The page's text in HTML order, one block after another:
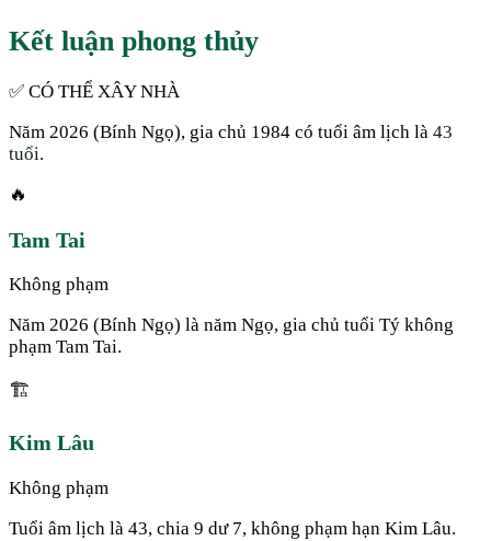
Kết luận phong thủy
✅ CÓ THỂ XÂY NHÀ
Năm 2026 (Bính Ngọ), gia chủ 1984 có tuổi âm lịch là 43
tuổi.
🔥
Tam Tai
Không phạm
Năm 2026 (Bính Ngọ) là năm Ngọ, gia chủ tuổi Tý không
phạm Tam Tai.
🏗️
Kim Lâu
Không phạm
Tuổi âm lịch là 43, chia 9 dư 7, không phạm hạn Kim Lâu.